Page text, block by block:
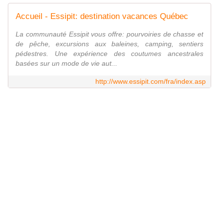
Accueil - Essipit: destination vacances Québec
La communauté Essipit vous offre: pourvoiries de chasse et
de pêche, excursions aux baleines, camping, sentiers
pédestres. Une expérience des coutumes ancestrales
basées sur un mode de vie aut...
http://www.essipit.com/fra/index.asp